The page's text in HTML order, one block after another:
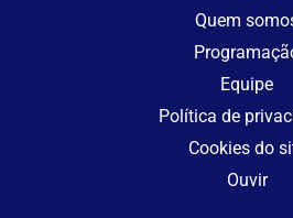
Quem
Equipe
Política de
Cookies do
Ouvir